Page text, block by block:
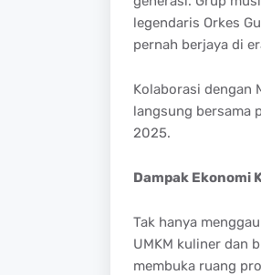
legendaris Orkes
pernah berjaya di
Kolaborasi dengan
langsung bersama
2025.
Dampak Ekonomi
Tak hanya
UMKM kuliner dan
membuka ruang